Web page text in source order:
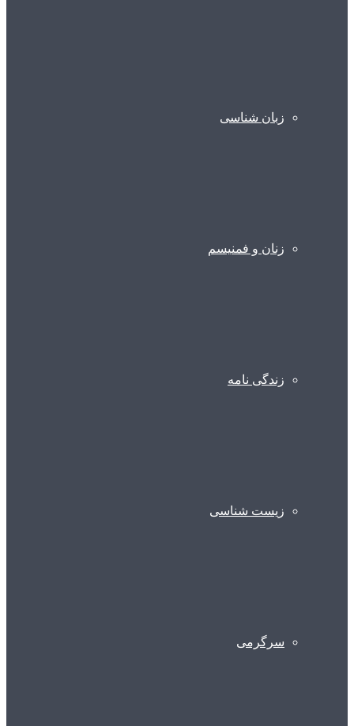
زبان شناسی
زنان و فمنیسم
زندگی نامه
زیست شناسی
سرگرمی